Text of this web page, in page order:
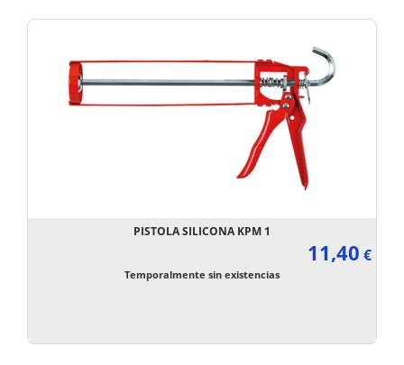
PISTOLA SILICONA KPM 1
11,40 €
Temporalmente sin existencias